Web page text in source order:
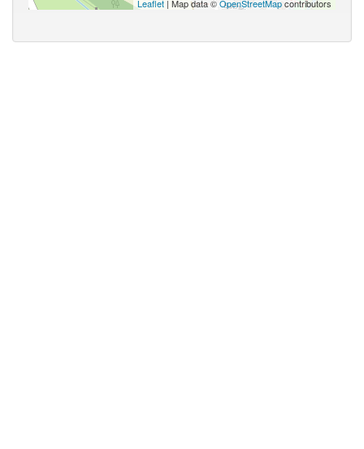
Leaflet | Map data ©OpenStreetMapcontributors